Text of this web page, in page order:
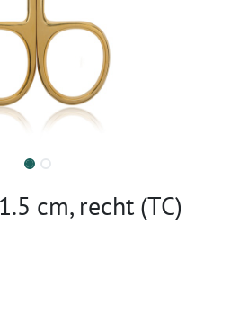
cm, recht (TC)